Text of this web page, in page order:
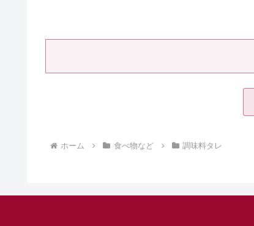
ホーム 食べ物など 調味料タレ